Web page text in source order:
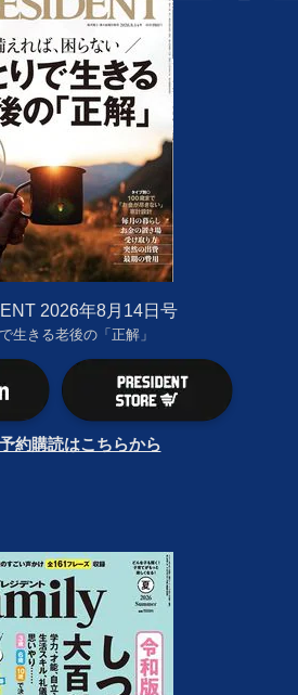
2026年8月14日号
生きる老後の「正解」
約購読はこちらから